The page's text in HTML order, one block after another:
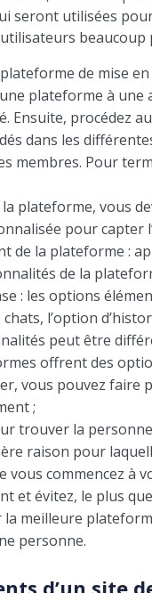
seront utilisées
beaucoup
de mise
plateforme à une
Ensuite, procédez
dans les
membres. Pour
plateforme, vous
pour capter
de la plateforme :
de la
: les options
l’option
peut être
offrent des
vous pouvez faire
;
trouver la
raison pour
vous commencez à
et évitez, le plus
meilleure
personne.
d’un site